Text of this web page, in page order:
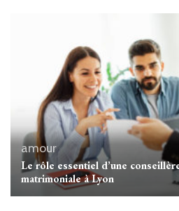
amour
Le rôle essentiel d’une
matrimoniale à Lyon